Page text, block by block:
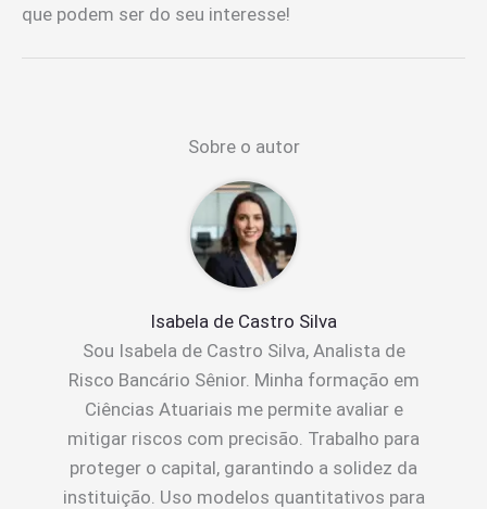
que podem ser do seu interesse!
Sobre o autor
Isabela de Castro Silva
Sou Isabela de Castro Silva, Analista de
Risco Bancário Sênior. Minha formação em
Ciências Atuariais me permite avaliar e
mitigar riscos com precisão. Trabalho para
proteger o capital, garantindo a solidez da
instituição. Uso modelos quantitativos para